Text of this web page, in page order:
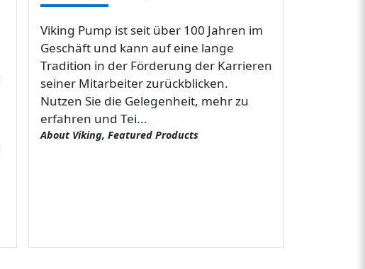
Viking Pump ist seit über 100 Jahren im
Geschäft und kann auf eine lange
Tradition in der Förderung der Karrieren
seiner Mitarbeiter zurückblicken.
Nutzen Sie die Gelegenheit, mehr zu
erfahren und Tei...
About Viking, Featured Products